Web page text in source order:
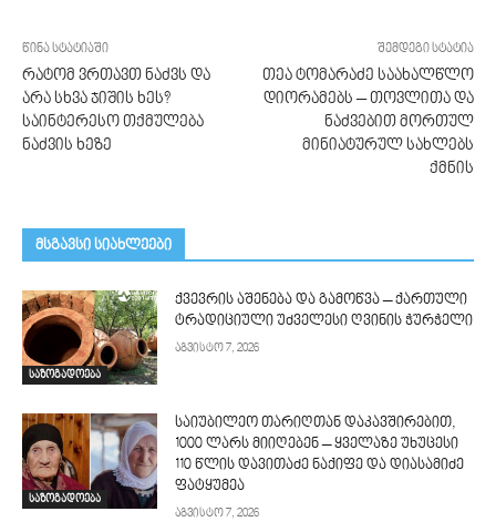
წინა სტატიაში
რატომ ვრთავთ ნაძვს და
არა სხვა ჯიშის ხეს?
საინტერესო თქმულება
ნაძვის ხეზე
შემდეგი სტატია
თეა ტომარაძე საახალწლო
დიორამებს – თოვლითა და
ნაძვებით მორთულ
მინიატურულ სახლებს
ქმნის
მსგავსი სიახლეები
საზოგადოება
ქვევრის აშენება და გამოწვა – ქართული
ტრადიციული უძველესი ღვინის ჭურჭელი
აგვისტო 7, 2026
საზოგადოება
საიუბილეო თარიღთან დაკავშირებით,
1000 ლარს მიიღებენ – ყველაზე უხუცესი
110 წლის დავითაძე ნაქიფე და დიასამიძე
ფატყუმეა
აგვისტო 7, 2026